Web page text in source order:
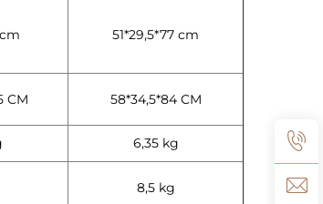
51*29,5*77 cm
CM 58*34,5*84 CM
6,35 kg
8,5 kg